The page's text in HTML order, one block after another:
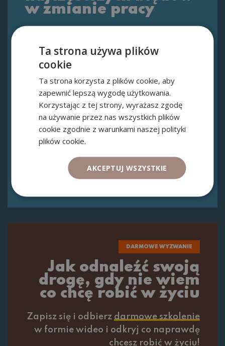
w zmianie pracy
w formie wideo i razem ze mną znajdź
pracę marzeń!
*Wyrażam zgodę na zapisanie sie do
newslettera serwisu Onadlaniej w tym na
przetwarzanie powyższych danych
marketingowych drogą elektroniczną na
podany powyżej adres e-mail
Zapisz się na darmowe szkolenie
DARMOWE WYZWANIE
Jak odnaleźć swoją
drogę, gdy nie wiem
co chcę robić w życiu
Zapisz się i odbierz darmowe szkolenie
w formie wideo i odkryj co naprawdę
chcesz robić w życiu!
Ta strona używa plików
cookie
Ta strona korzysta z plików cookie, aby
zapewnić lepszą wygodę użytkowania.
Korzystając z tej strony, wyrażasz zgodę
na używanie przez nas wszystkich plików
cookie zgodnie z warunkami naszej polityki
plików cookie.
AKCEPTUJ WSZYSTKIE